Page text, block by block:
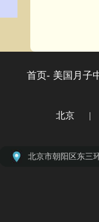
首页- 美国月子
北京 |
北京市朝阳区北京
上海市徐汇区虹桥
广州市天河区林和
深圳市福田区大中
北京市朝阳区东三